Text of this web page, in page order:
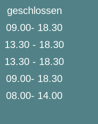
geschlossen
09.00- 18.30
13.30 - 18.30
13.30 - 18.30
09.00- 18.30
08.00- 14.00